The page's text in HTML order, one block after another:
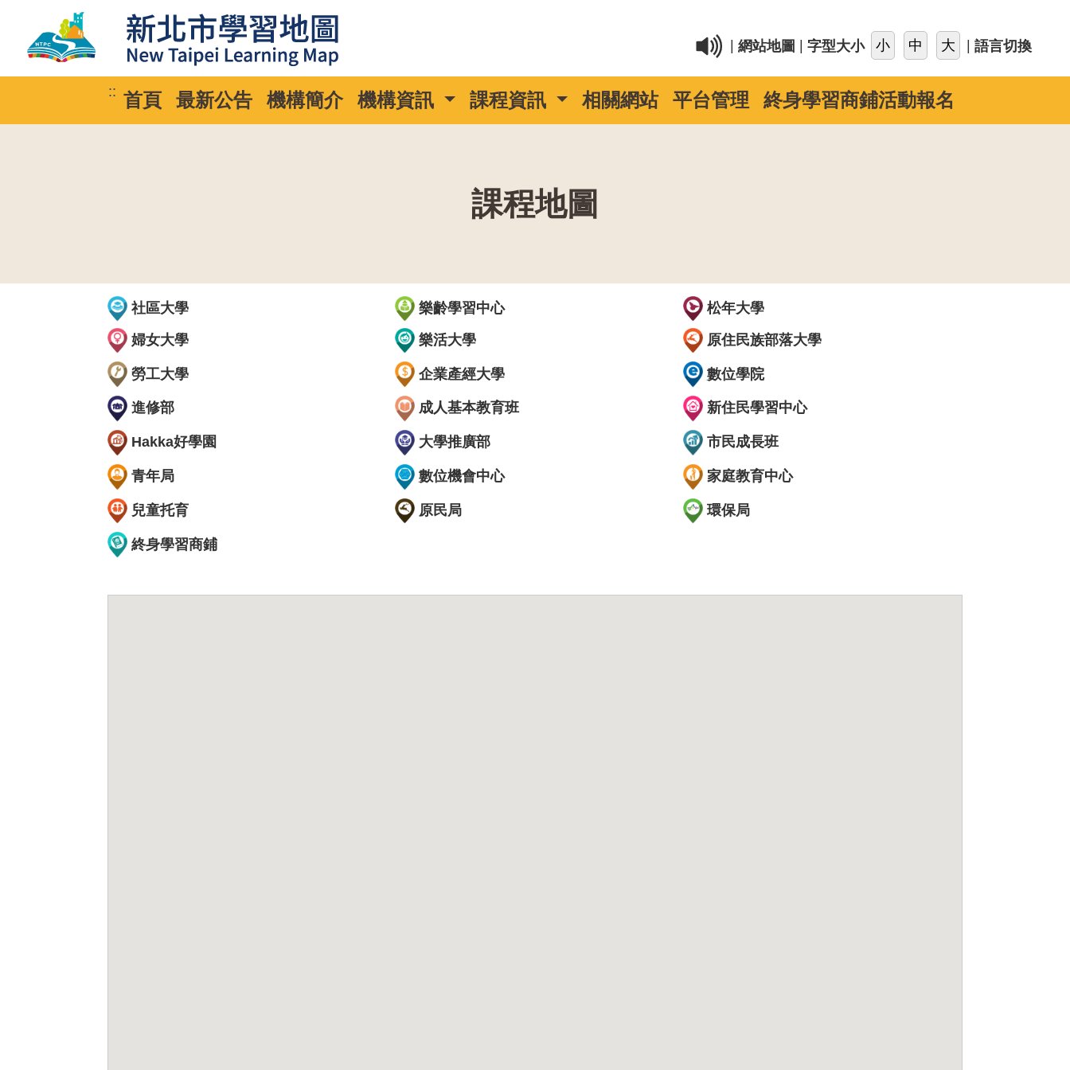
網站地圖 字型大小 語言切換
:: 首頁 最新公告 機構簡介 機構資訊 課程資訊 相關網站 平台管理 終身學習商鋪活動報名
課程地圖
社區大學
樂齡學習中心
松年大學
婦女大學
樂活大學 原住民族部落大學
勞工大學 企業產經大學 數位學院
進修部 成人基本教育班 新住民學習中心
Hakka好學園 大學推廣部 市民成長班
青年局 數位機會中心 家庭教育中心
兒童托育 原民局 環保局
終身學習商鋪